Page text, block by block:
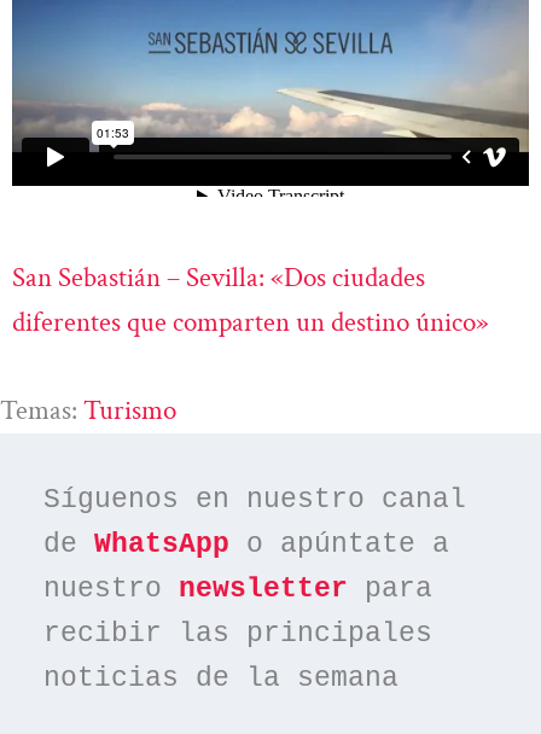
San Sebastián – Sevilla: «Dos ciudades
diferentes que comparten un destino único»
Temas: Turismo
Síguenos en nuestro canal
de WhatsApp o apúntate a
nuestro newsletter para
recibir las principales
noticias de la semana